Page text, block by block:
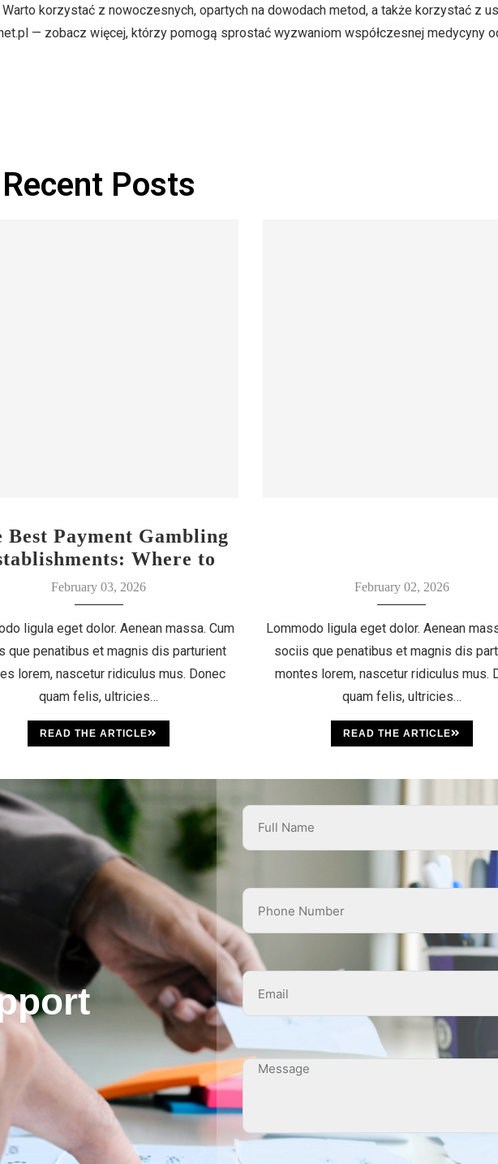
korzystać z nowoczesnych, opartych na dowodach metod, a także korzystać z
— zobacz więcej, którzy pomogą sprostać wyzwaniom współczesnej medycyny
Recent Posts
Best Payment Gambling
Where to
Discover Your Luck
February 03, 2026
ligula eget dolor. Aenean massa. Cum
que penatibus et magnis dis parturient
lorem, nascetur ridiculus mus. Donec
quam felis, ultricies…
READ THE ARTICLE
February 02, 2026
Lommodo ligula eget dolor. Aenean
sociis que penatibus et magnis dis
montes lorem, nascetur ridiculus mus.
quam felis, ultricies…
READ THE ARTICLE